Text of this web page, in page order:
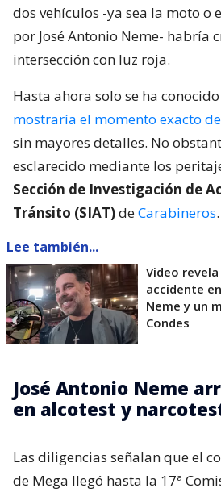
dos vehículos -ya sea la moto o
por José Antonio Neme- habría
intersección con luz roja.
Hasta ahora solo se ha
mostraría el momento exacto
sin mayores detalles. No
esclarecido mediante los
Sección de Investigación de
Tránsito (SIAT)deCarabineros.
Lee también...
Video
accidente
Neme y un
Condes
José Antonio Neme
en alcotest y
Las diligencias señalan que el
de Mega llegó hasta la 17ª